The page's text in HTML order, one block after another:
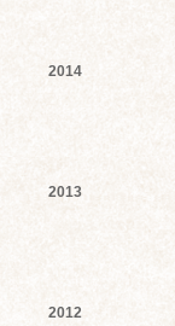
2014
2013
2012